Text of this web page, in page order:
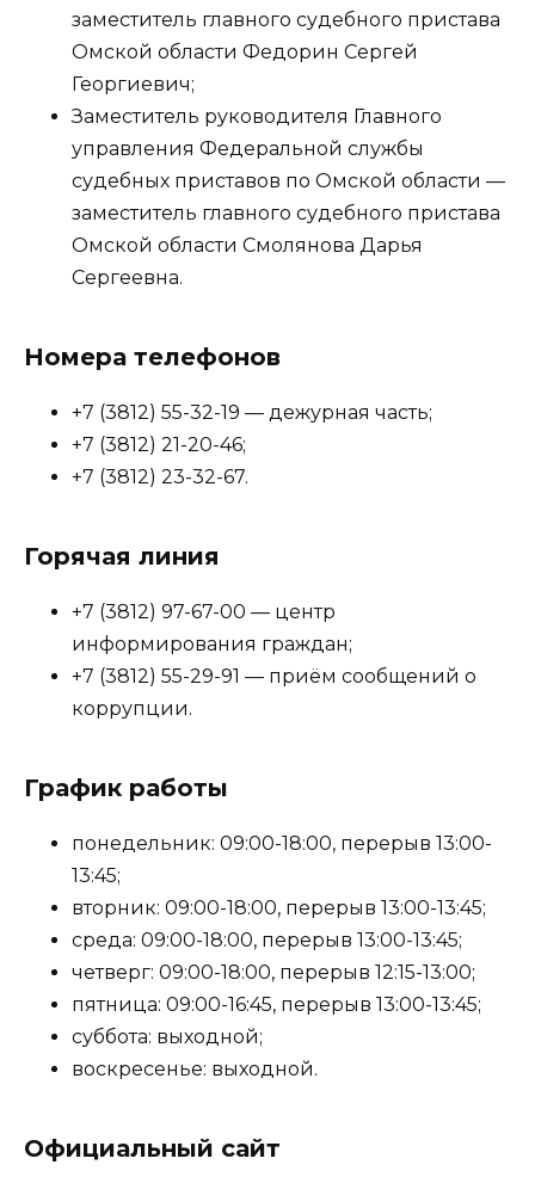
заместитель главного судебного пристава
Омской области Федорин Сергей
Георгиевич;
Заместитель руководителя Главного
управления Федеральной службы
судебных приставов по Омской области —
заместитель главного судебного пристава
Омской области Смолянова Дарья
Сергеевна.
Номера телефонов
+7 (3812) 55-32-19 — дежурная часть;
+7 (3812) 21-20-46;
+7 (3812) 23-32-67.
Горячая линия
+7 (3812) 97-67-00 — центр
информирования граждан;
+7 (3812) 55-29-91 — приём сообщений о
коррупции.
График работы
понедельник: 09:00-18:00, перерыв 13:00-
13:45;
вторник: 09:00-18:00, перерыв 13:00-13:45;
среда: 09:00-18:00, перерыв 13:00-13:45;
четверг: 09:00-18:00, перерыв 12:15-13:00;
пятница: 09:00-16:45, перерыв 13:00-13:45;
суббота: выходной;
воскресенье: выходной.
Официальный сайт